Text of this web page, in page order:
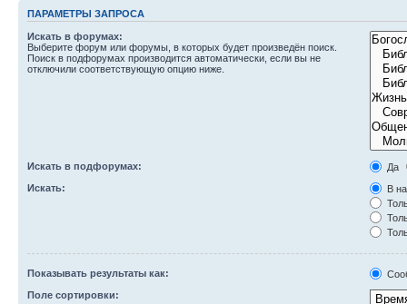
ПАРАМЕТРЫ ЗАПРОСА
Искать в форумах:
Выберите форум или форумы, в которых будет произведён поиск.
Поиск в подфорумах производится автоматически, если вы не
отключили соответствующую опцию ниже.
Искать в подфорумах:
Да
Искать:
В
Показывать результаты как:
Поле сортировки: